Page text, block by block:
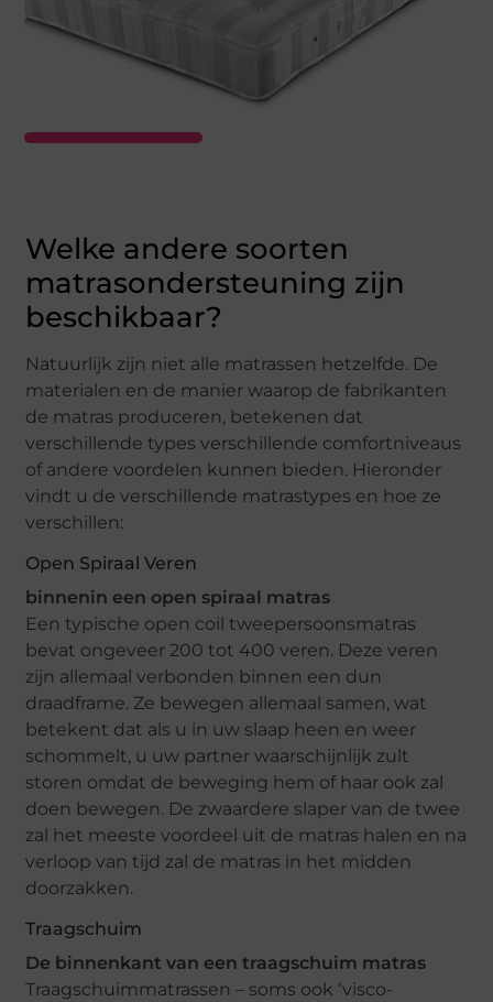
Welke andere soorten
matrasondersteuning zijn
beschikbaar?
Natuurlijk zijn niet alle matrassen hetzelfde. De
materialen en de manier waarop de fabrikanten
de matras produceren, betekenen dat
verschillende types verschillende comfortniveaus
of andere voordelen kunnen bieden. Hieronder
vindt u de verschillende matrastypes en hoe ze
verschillen:
Open Spiraal Veren
binnenin een open spiraal matras
Een typische open coil tweepersoonsmatras
bevat ongeveer 200 tot 400 veren. Deze veren
zijn allemaal verbonden binnen een dun
draadframe. Ze bewegen allemaal samen, wat
betekent dat als u in uw slaap heen en weer
schommelt, u uw partner waarschijnlijk zult
storen omdat de beweging hem of haar ook zal
doen bewegen. De zwaardere slaper van de twee
zal het meeste voordeel uit de matras halen en na
verloop van tijd zal de matras in het midden
doorzakken.
Traagschuim
De binnenkant van een traagschuim matras
Traagschuimmatrassen – soms ook ‘visco-